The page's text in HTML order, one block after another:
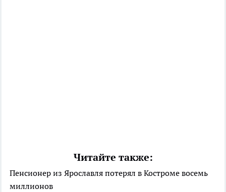
Читайте также:
Пенсионер из Ярославля потерял в Костроме восемь
миллионов